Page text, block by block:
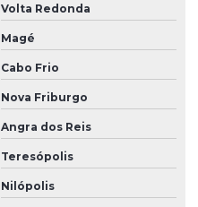
Volta Redonda
Magé
Cabo Frio
Nova Friburgo
Angra dos Reis
Teresópolis
Nilópolis